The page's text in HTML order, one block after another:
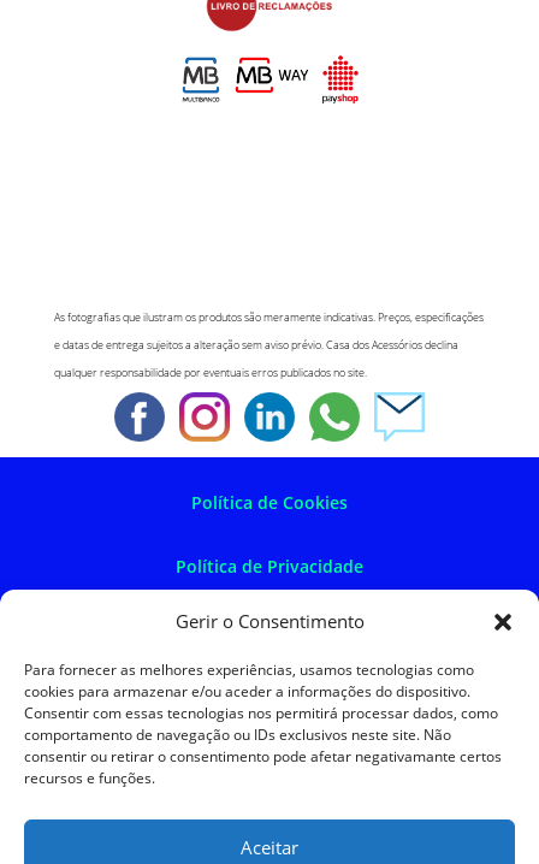
Gerir o Consentimento
Para fornecer as melhores experiências, usamos tecnologias como
cookies para armazenar e/ou aceder a informações do dispositivo.
Consentir com essas tecnologias nos permitirá processar dados, como
comportamento de navegação ou IDs exclusivos neste site. Não
consentir ou retirar o consentimento pode afetar negativamante certos
recursos e funções.
Aceitar
As fotografias que ilustram os produtos são meramente indicativas. Preços, especificações
e datas de entrega sujeitos a alteração sem aviso prévio. Casa dos Acessórios declina
qualquer responsabilidade por eventuais erros publicados no site.
Política de Cookies
Política de Privacidade
Política de Devoluções
Termos e Condições
Resolução de Litígios